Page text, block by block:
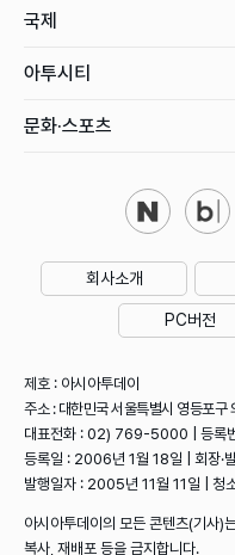
국제
아투시티
문화·스포츠
회사소개
PC버전
제호 : 아시아투데이
주소 : 대한민국 서울특별시 영등포
대표전화 : 02) 769-5000 | 등록
등록일 : 2006년 1월 18일 | 회장·
발행일자 : 2005년 11월 11일 | 청
아시아투데이의 모든 콘텐츠(기사)
복사, 재배포 등을 금지합니다.